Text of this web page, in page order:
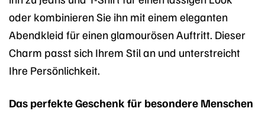
oder kombinieren Sie ihn mit einem eleganten
Abendkleid für einen glamourösen Auftritt. Dieser
Charm passt sich Ihrem Stil an und unterstreicht
Ihre Persönlichkeit.
Das perfekte Geschenk für besondere Menschen